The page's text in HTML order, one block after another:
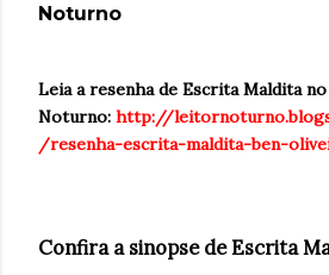
Noturno
Leia a resenha de Escrita Maldita
Noturno: http://
/resenha-escrita-maldita-ben-
Confira a sinopse de Escrita